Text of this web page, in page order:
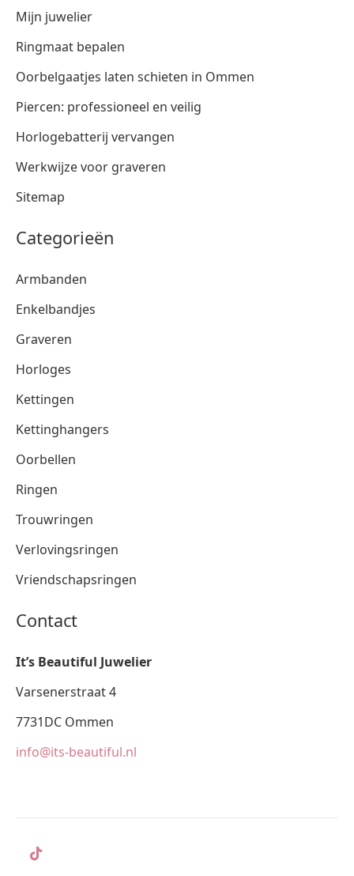
Mijn juwelier
Ringmaat bepalen
Oorbelgaatjes laten schieten in Ommen
Piercen: professioneel en veilig
Horlogebatterij vervangen
Werkwijze voor graveren
Sitemap
Categorieën
Armbanden
Enkelbandjes
Graveren
Horloges
Kettingen
Kettinghangers
Oorbellen
Ringen
Trouwringen
Verlovingsringen
Vriendschapsringen
Contact
It’s Beautiful Juwelier
Varsenerstraat 4
7731DC Ommen
info@its-beautiful.nl